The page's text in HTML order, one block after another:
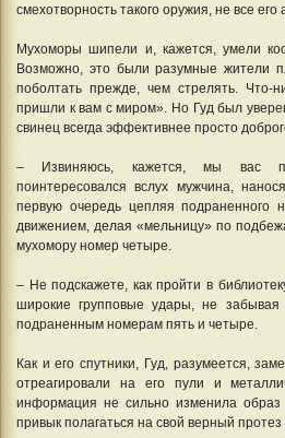
смехотворность такого оружия, не все его
Мухоморы шипели и, кажется, умели
Возможно, это были разумные жители
поболтать прежде, чем стрелять. Что-
пришли к вам с миром». Но Гуд был
свинец всегда эффективнее просто
– Извиняюсь, кажется, мы вас
поинтересовался вслух мужчина,
первую очередь цепляя
движением, делая «мельницу» по
мухомору номер четыре.
– Не подскажете, как пройти в
широкие групповые удары, не забывая
подраненным номерам пять и четыре.
Как и его спутники, Гуд, разумеется,
отреагировали на его пули и
информация не сильно изменила
привык полагаться на свой верный протез